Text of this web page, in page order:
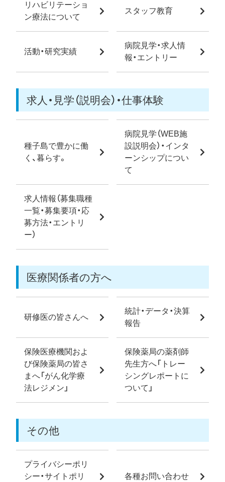
リハビリテーショ
ン療法について
スタッフ教育
活動・研究実績
病院見学・求人情
報・エントリー
求人・見学（説明会）・仕事体験
種子島で豊かに働
く、暮らす。
病院見学（WEB施
設説明会）・インタ
ーンシップについ
て
求人情報（募集職種
一覧・募集要項・応
募方法・エントリ
ー）
医療関係者の方へ
研修医の皆さんへ
統計・データ・決算
報告
保険医療機関およ
び保険薬局の皆さ
まへ「がん化学療
法レジメン」
保険薬局の薬剤師
先生方へ「トレー
シングレポートに
ついて」
その他
プライバシーポリ
シー・サイトポリ
各種お問い合わせ